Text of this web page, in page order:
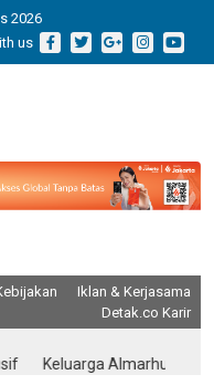
2026
us
Iklan & Kerjasama
Detak.co Karir
Almarhum Yurizal